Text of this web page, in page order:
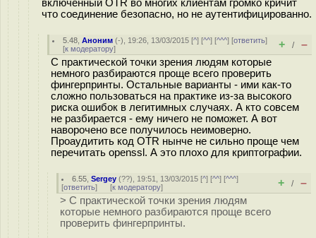
включённый OTR во многих клиентам громко кричит
что соединение безопасно, но не аутентифицированно.
5.48 ,Аноним (-), 19:26, 13/03/2015 [^] [^^] [^^^] [ответить]
[к модератору] + / –
С практической точки зрения людям которые
немного разбираются проще всего проверить
фингерпринты. Остальные варианты - ими как-то
сложно пользоваться на практике из-за высокого
риска ошибок в легитимных случаях. А кто совсем
не разбирается - ему ничего не поможет. А вот
наворочено все получилось неимоверно.
Проаудитить код OTR нынче не сильно проще чем
перечитать openssl. А это плохо для криптографии.
6.55 ,Sergey (??), 19:51, 13/03/2015 [^] [^^] [^^^]
[ответить] [к модератору] + / –
> С практической точки зрения людям
которые немного разбираются проще всего
проверить фингерпринты.